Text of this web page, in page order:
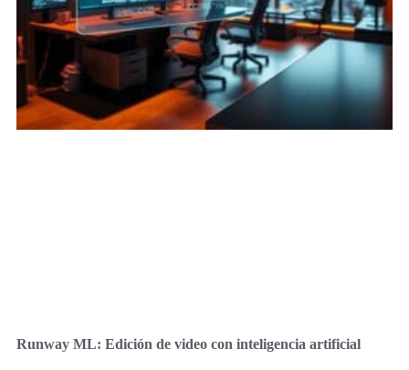
Runway ML: Edición de video con inteligencia artificial